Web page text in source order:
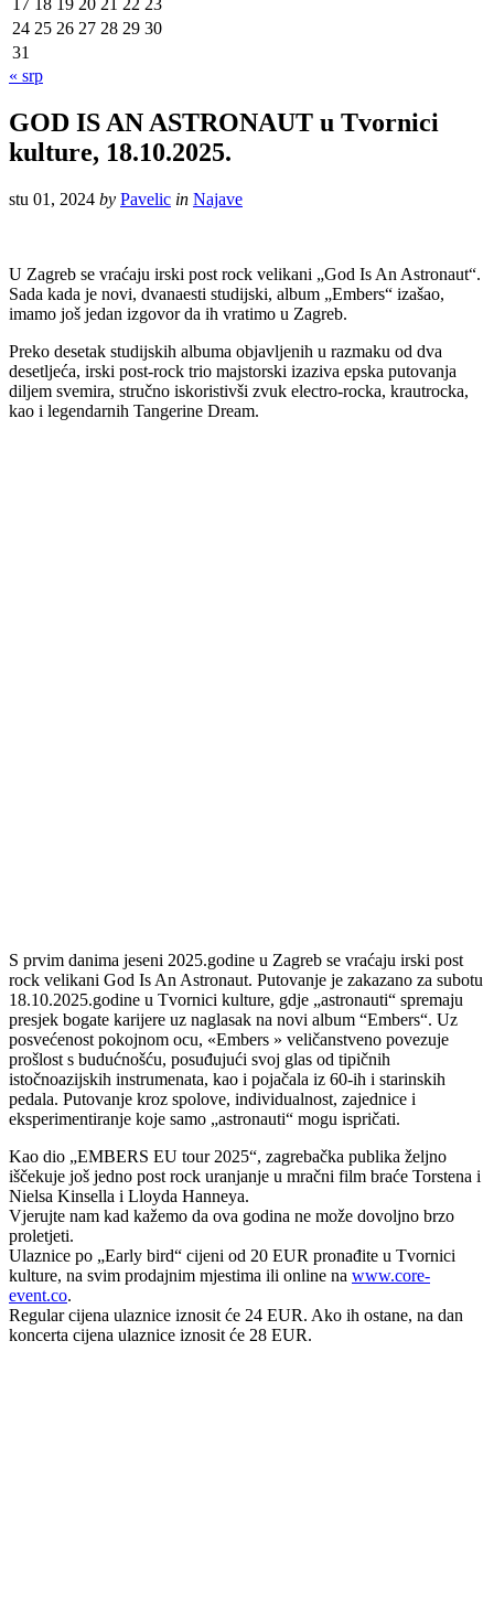
24 25 26 27 28 29 30
31
« srp
GOD IS AN ASTRONAUT u Tvornici
kulture, 18.10.2025.
stu 01, 2024 by Pavelic in Najave
U Zagreb se vraćaju irski post rock velikani „God Is An Astronaut“.
Sada kada je novi, dvanaesti studijski, album „Embers“ izašao,
imamo još jedan izgovor da ih vratimo u Zagreb.
Preko desetak studijskih albuma objavljenih u razmaku od dva
desetljeća, irski post-rock trio majstorski izaziva epska putovanja
diljem svemira, stručno iskoristivši zvuk electro-rocka, krautrocka,
kao i legendarnih Tangerine Dream.
S prvim danima jeseni 2025.godine u Zagreb se vraćaju irski post
rock velikani God Is An Astronaut. Putovanje je zakazano za subotu
18.10.2025.godine u Tvornici kulture, gdje „astronauti“ spremaju
presjek bogate karijere uz naglasak na novi album “Embers“. Uz
posvećenost pokojnom ocu, «Embers » veličanstveno povezuje
prošlost s budućnošću, posuđujući svoj glas od tipičnih
istočnoazijskih instrumenata, kao i pojačala iz 60-ih i starinskih
pedala. Putovanje kroz spolove, individualnost, zajednice i
eksperimentiranje koje samo „astronauti“ mogu ispričati.
Kao dio „EMBERS EU tour 2025“, zagrebačka publika željno
iščekuje još jedno post rock uranjanje u mračni film braće Torstena i
Nielsa Kinsella i Lloyda Hanneya.
Vjerujte nam kad kažemo da ova godina ne može dovoljno brzo
proletjeti.
Ulaznice po „Early bird“ cijeni od 20 EUR pronađite u Tvornici
kulture, na svim prodajnim mjestima ili online na www.core-
event.co.
Regular cijena ulaznice iznosit će 24 EUR. Ako ih ostane, na dan
koncerta cijena ulaznice iznosit će 28 EUR.